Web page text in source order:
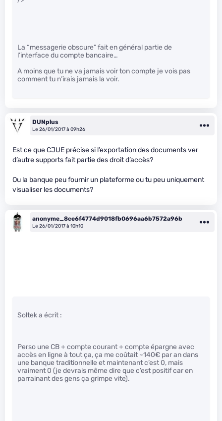
La “messagerie obscure” fait en général partie de
l’interface du compte bancaire…
A moins que tu ne va jamais voir ton compte je vois pas
comment tu n’irais jamais la voir.
DUNplus
Le 26/01/2017 à 09h26
Est ce que CJUE précise si l’exportation des documents ver
d’autre supports fait partie des droit d’accès?
Ou la banque peu fournir un plateforme ou tu peu uniquement
visualiser les documents?
anonyme_8ce6f4774d9018fb0696aa6b7572a96b
Le 26/01/2017 à 10h10
Soltek a écrit :
Perso une CB + compte courant + compte épargne avec
accès en ligne à tout ça, ça me coûtait ~140€ par an dans
une banque traditionnelle et maintenant c’est 0, mais
vraiment 0 (je devrais même dire que c’est positif car en
parrainant des gens ça grimpe vite).